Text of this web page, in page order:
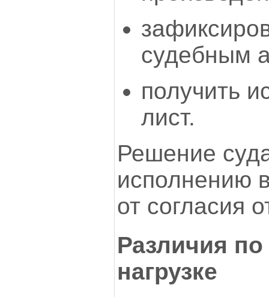
судебным
получить
лист.
Решение
исполнению
от согласия
Различия
нагрузке